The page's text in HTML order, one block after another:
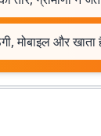
मोबाइल और